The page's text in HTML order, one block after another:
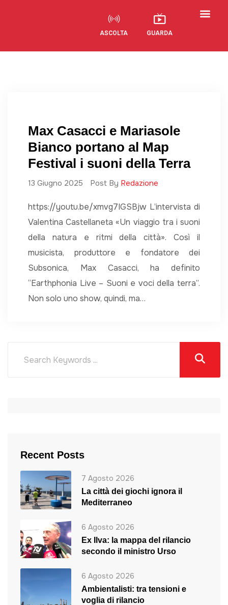
ASCOLTA GUARDA
Max Casacci e Mariasole
Bianco portano al Map
Festival i suoni della Terra
13 Giugno 2025 Post By Redazione
https://youtu.be/xmvg7IGSBjw L’intervista di
Valentina Castellaneta «Un viaggio tra i suoni
della natura e ritmi della città». Così il
musicista, produttore e fondatore dei
Subsonica, Max Casacci, ha definito
“Earthphonia Live – Suoni e voci della terra”.
Non solo uno show, quindi, ma…
Recent Posts
7 Agosto 2026
La città dei giochi ignora il
Mediterraneo
6 Agosto 2026
Ex Ilva: la mappa del rilancio
secondo il ministro Urso
6 Agosto 2026
Ambientalisti: tra tensioni e
voglia di rilancio